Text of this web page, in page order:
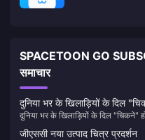
SPACETOON GO
समाचार
दुनिया भर के खिलाड़ियों के दिल
एक लोकप्रिय प्री-ऑर्डर गेम बन
दुनिया भर के खिलाड़ियों के दिल "चिकने"
लोकप्रिय प्री-ऑर्डर गेम बन गया है
जीएससी नया उत्पाद चित्र प्रदर्शन